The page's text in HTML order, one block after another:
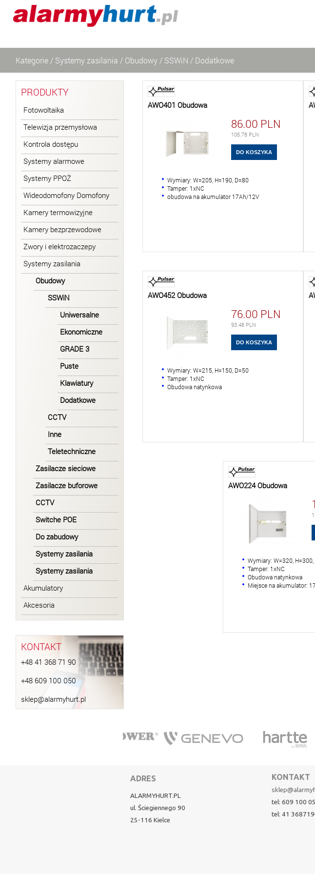
Kategorie / Systemy zasilania / Obudowy / SSWiN / Dodatkowe
PRODUKTY
Fotowoltaika
Telewizja przemysłowa
Kontrola dostępu
Systemy alarmowe
Systemy PPOŻ
Wideodomofony Domofony
Kamery termowizyjne
Kamery bezprzewodowe
Zwory i elektrozaczepy
Systemy zasilania
Obudowy
SSWiN
Uniwersalne
Ekonomiczne
GRADE 3
Puste
Klawiatury
Dodatkowe
CCTV
Inne
Teletechniczne
Zasilacze sieciowe
Zasilacze buforowe
CCTV
Switche POE
Do zabudowy
Systemy zasilania
Systemy zasilania
Akumulatory
Akcesoria
KONTAKT
+48 41 368 71 90
+48 609 100 050
sklep@alarmyhurt.pl
AWO401 Obudowa
86.00 PLN
105.78 PLN
Wymiary: W=205, H=190, D=80
Tamper: 1xNC
obudowa na akumulator 17Ah/12V
AWO452 Obudowa
76.00 PLN
93.48 PLN
Wymiary: W=215, H=150, D=50
Tamper: 1xNC
Obudowa natynkowa
AWO224 Obudowa
Wymiary: W=320,
Tamper: 1xNC
Obudowa natynkowa
Miejsce na akumulator:
ADRES
ALARMYHURT.PL
ul. Ściegiennego 90
25-116 Kielce
KONTAKT
tel: 609 100
tel: 41